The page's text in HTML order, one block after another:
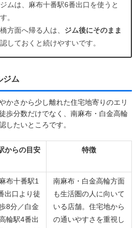
ムは、麻布十番駅6番出口を使うと
。
方面へ帰る人は、 ジム後にそのまま
しておくと続けやすいです。
ジム
かさから少し離れた住宅地寄りのエリ
歩分数だけでなく、南麻布・白金高輪
したいところです。
からの目安 特徴
麻布十番駅1
出口より徒
8分／白金
輪駅4番出
南麻布・白金高輪方面
も生活圏の人に向いて
いる店舗。住宅地から
の通いやすさを重視し